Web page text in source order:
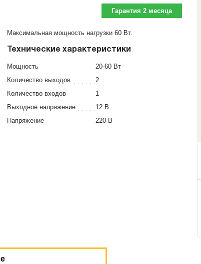
Гарантия 2 месяца
Максимальная мощность нагрузки 60 Вт.
Технические характеристики
Мощность
20-60 Вт
Количество выходов
2
Количество входов
1
Выходное напряжение
12 В
Напряжение
220 В